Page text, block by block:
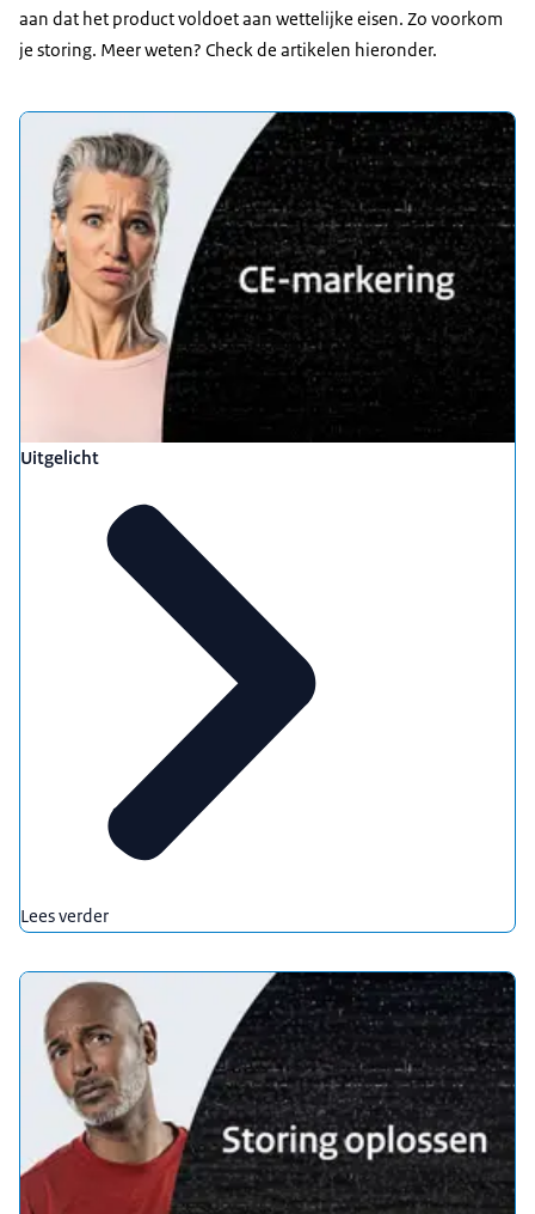
aan dat het product voldoet aan wettelijke eisen. Zo voorkom
je storing. Meer weten? Check de artikelen hieronder.
Uitgelicht
Uitgelicht
Lees verder